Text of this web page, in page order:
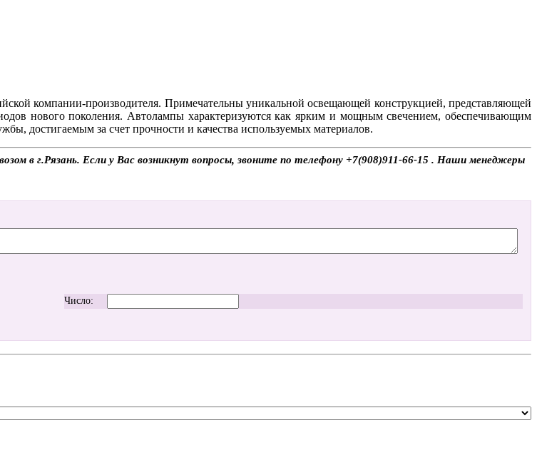
компании-производителя. Примечательны уникальной освещающей конструкцией, представляющей
нового поколения. Автолампы характеризуются как ярким и мощным свечением, обеспечивающим
достигаемым за счет прочности и качества используемых материалов.
в г.Рязань. Если у Вас возникнут вопросы, звоните по телефону +7(908)911-66-15 . Наши менеджеры
Число: